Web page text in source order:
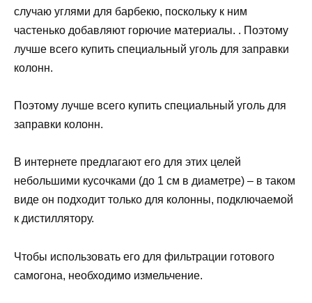
случаю углями для барбекю, поскольку к ним
частенько добавляют горючие материалы. . Поэтому
лучше всего купить специальный уголь для заправки
колонн.
Поэтому лучше всего купить специальный уголь для
заправки колонн.
В интернете предлагают его для этих целей
небольшими кусочками (до 1 см в диаметре) – в таком
виде он подходит только для колонны, подключаемой
к дистиллятору.
Чтобы использовать его для фильтрации готового
самогона, необходимо измельчение.